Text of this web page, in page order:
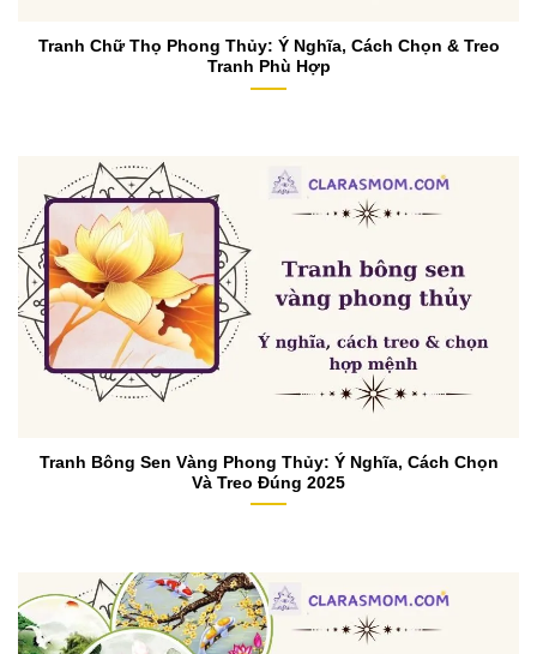
Tranh Chữ Thọ Phong Thủy: Ý Nghĩa, Cách Chọn & Treo
Tranh Phù Hợp
Tranh Bông Sen Vàng Phong Thủy: Ý Nghĩa, Cách Chọn
Và Treo Đúng 2025